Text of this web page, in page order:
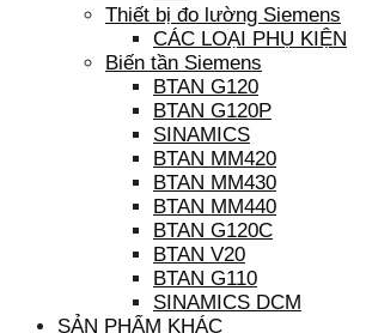
Thiết bị đo lường Siemens
CÁC LOẠI PHỤ KIỆN
Biến tần Siemens
BTAN G120
BTAN G120P
SINAMICS
BTAN MM420
BTAN MM430
BTAN MM440
BTAN G120C
BTAN V20
BTAN G110
SINAMICS DCM
SẢN PHẨM KHÁC